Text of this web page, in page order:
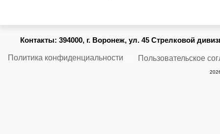
Контакты: 394000, г. Воронеж, ул. 45 Стрелковой
Политика конфиденциальности Пользовательское